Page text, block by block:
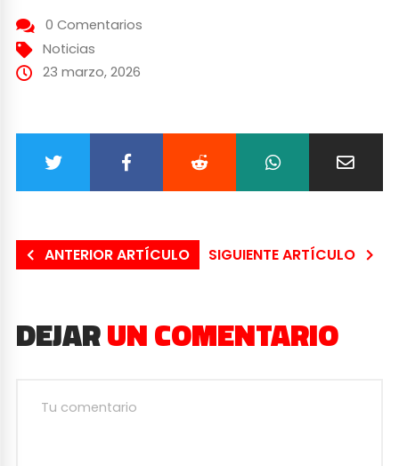
0 Comentarios
Noticias
23 marzo, 2026
ANTERIOR ARTÍCULO SIGUIENTE ARTÍCULO
DEJARUN COMENTARIO